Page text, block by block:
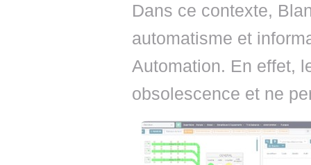
Dans ce contexte,
automatisme et
Automation. En effet,
obsolescence et ne